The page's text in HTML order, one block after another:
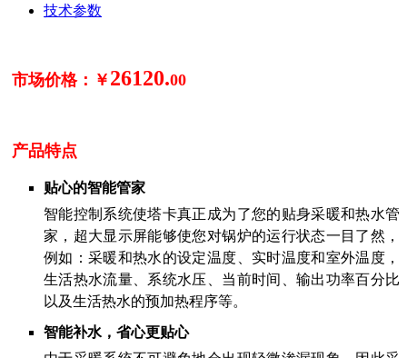
技术参数
市场价格： ￥ 26120.00
产品特点
贴心的智能管家
智能控制系统使塔卡真正成为了您的贴身采暖和热水管
家，超大显示屏能够使您对锅炉的运行状态一目了然，
例如：采暖和热水的设定温度、实时温度和室外温度，
生活热水流量、系统水压、当前时间、输出功率百分比
以及生活热水的预加热程序等。
智能补水，省心更贴心